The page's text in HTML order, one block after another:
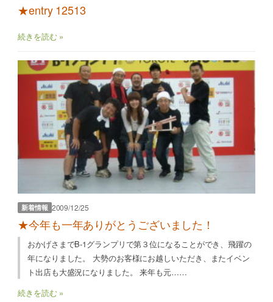
★entry 12513
続きを読む »
新着情報 2009/12/25
★今年も一年ありがとうございました！
おかげさまでB-1グランプリで第３位になることができ、飛躍の
年になりました。 大勢のお客様にお越しいただき、またイベン
ト出店も大盛況になりました。 来年も元……
続きを読む »